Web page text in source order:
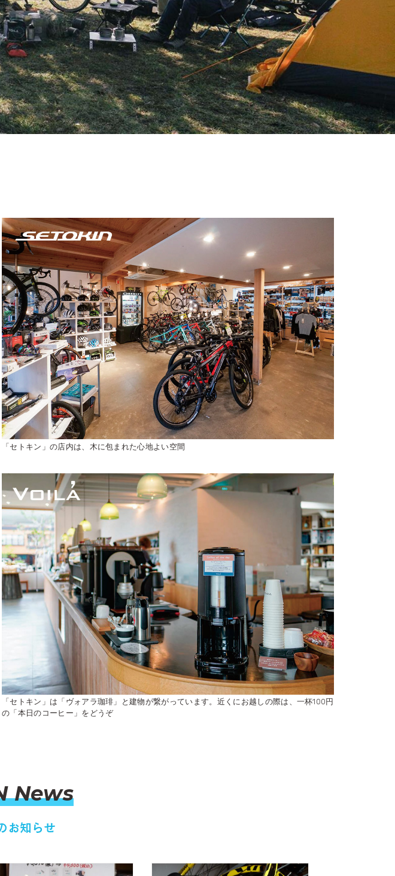
「セトキン」の店内は、木に包まれた心地よい空間
「セトキン」は「ヴォアラ珈琲」と建物が繋がっています。近くにお越しの際は、一杯100円
の「本日のコーヒー」をどうぞ
News
お知らせ